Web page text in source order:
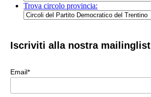
Trova circolo provincia:
Iscriviti alla nostra mailinglist
Email*